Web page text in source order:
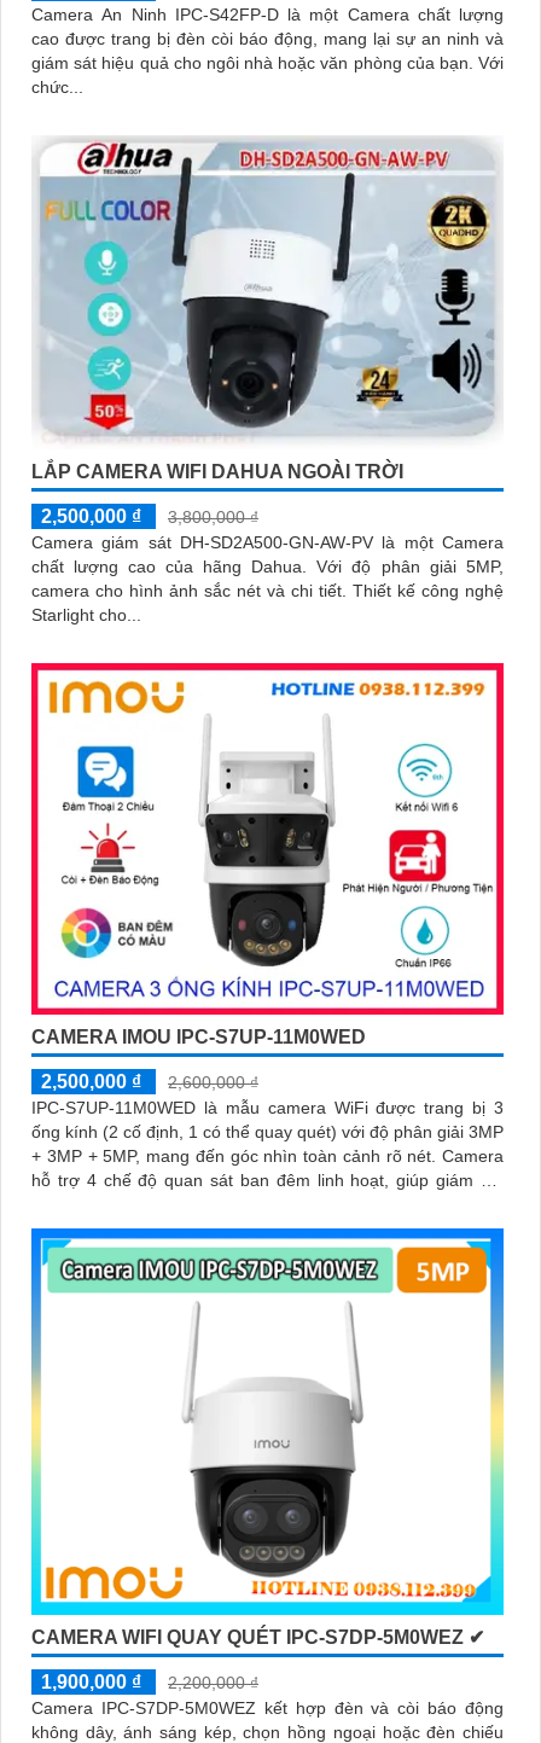
Camera An Ninh IPC-S42FP-D là một Camera chất lượng
cao được trang bị đèn còi báo động, mang lại sự an ninh và
giám sát hiệu quả cho ngôi nhà hoặc văn phòng của bạn. Với
chức...
LẮP CAMERA WIFI DAHUA NGOÀI TRỜI
2,500,000 ₫
3,800,000 ₫
Camera giám sát DH-SD2A500-GN-AW-PV là một Camera
chất lượng cao của hãng Dahua. Với độ phân giải 5MP,
camera cho hình ảnh sắc nét và chi tiết. Thiết kế công nghệ
Starlight cho...
CAMERA IMOU IPC-S7UP-11M0WED
2,500,000 ₫
2,600,000 ₫
IPC-S7UP-11M0WED là mẫu camera WiFi được trang bị 3
ống kính (2 cố định, 1 có thể quay quét) với độ phân giải 3MP
+ 3MP + 5MP, mang đến góc nhìn toàn cảnh rõ nét. Camera
hỗ trợ 4 chế độ quan sát ban đêm linh hoạt, giúp giám sát
CAMERA WIFI QUAY QUÉT IPC-S7DP-5M0WEZ ✔
1,900,000 ₫
2,200,000 ₫
Camera IPC-S7DP-5M0WEZ kết hợp đèn và còi báo động
không dây, ánh sáng kép, chọn hồng ngoại hoặc đèn chiếu